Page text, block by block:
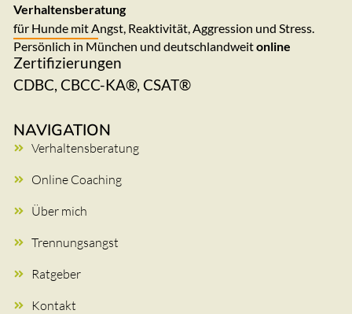
Verhaltensberatung
für Hunde mit Angst, Reaktivität, Aggression und Stress.
Persönlich in München und deutschlandweitonline
Zertifizierungen
CDBC, CBCC-KA®, CSAT®
NAVIGATION
Verhaltensberatung
Online Coaching
Über mich
Trennungsangst
Ratgeber
Kontakt